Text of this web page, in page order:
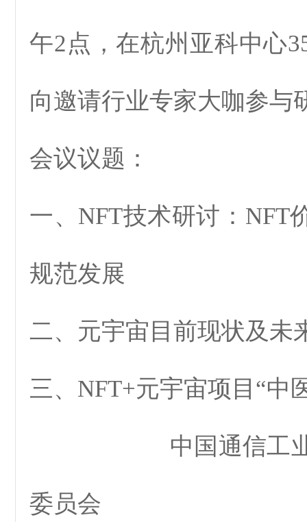
午2点，在杭州亚科中心
向邀请行业专家大咖参与
会议议题：
一、NFT技术研讨：NFT
规范发展
二、元宇宙目前现状及未
三、NFT+元宇宙项目“中
中国通信工业协
委员会